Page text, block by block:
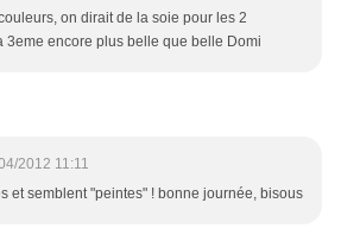
on dirait de la soie pour les 2
3eme encore plus belle que belle Domi
2012 11:11
et semblent "peintes" ! bonne journée, bisous